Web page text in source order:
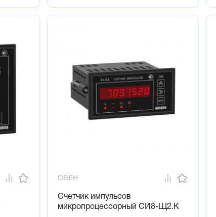
ОВЕН
Счетчик импульсов
микропроцессорный СИ8-Щ2.К